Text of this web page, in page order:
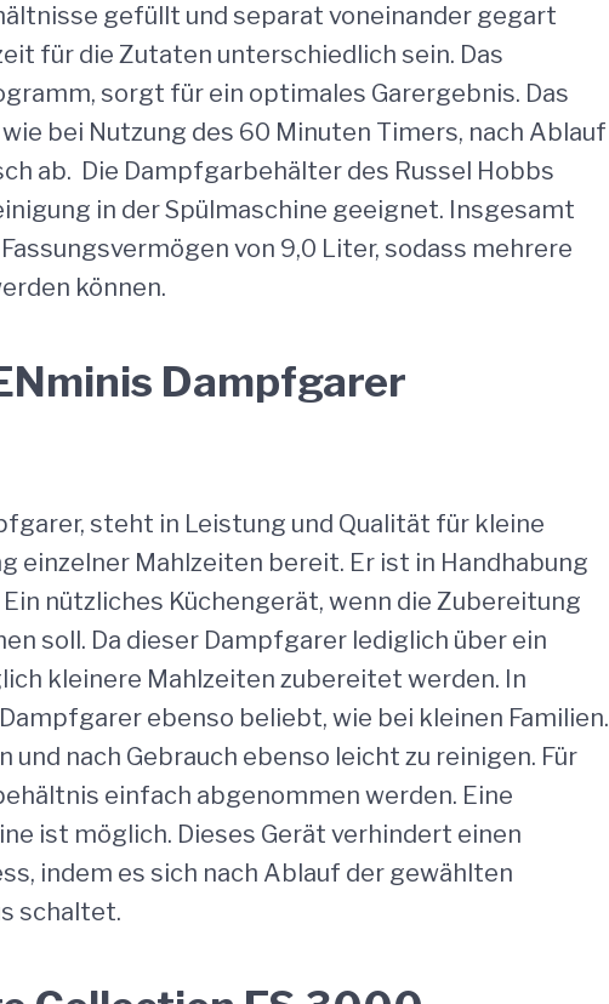
gefüllt und separat voneinander gegart
für die Zutaten unterschiedlich sein. Das
sorgt für ein optimales Garergebnis. Das
bei Nutzung des 60 Minuten Timers, nach Ablauf
ab. Die Dampfgarbehälter des Russel Hobbs
in der Spülmaschine geeignet. Insgesamt
von 9,0 Liter, sodass mehrere
können.
Dampfgarer
steht in Leistung und Qualität für kleine
einzelner Mahlzeiten bereit. Er ist in Handhabung
nützliches Küchengerät, wenn die Zubereitung
soll. Da dieser Dampfgarer lediglich über ein
kleinere Mahlzeiten zubereitet werden. In
ebenso beliebt, wie bei kleinen Familien.
und nach Gebrauch ebenso leicht zu reinigen. Für
einfach abgenommen werden. Eine
ist möglich. Dieses Gerät verhindert einen
indem es sich nach Ablauf der gewählten
schaltet.